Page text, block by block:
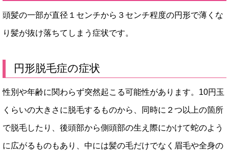
頭髪の一部が直径１センチから３センチ程度の円形で薄くな
り髪が抜け落ちてしまう症状です。
円形脱毛症の症状
性別や年齢に関わらず突然起こる可能性があります。10円玉
くらいの大きさに脱毛するものから、同時に２つ以上の箇所
で脱毛したり、後頭部から側頭部の生え際にかけて蛇のよう
に広がるものもあり、中には髪の毛だけでなく眉毛や全身の